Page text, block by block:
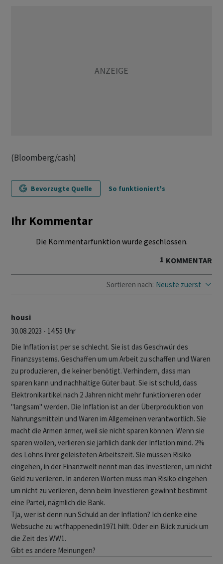
(Bloomberg/cash)
Bevorzugte Quelle So funktioniert's
Ihr Kommentar
Die Kommentarfunktion wurde geschlossen.
1 KOMMENTAR
Sortieren nach: Neuste zuerst
housi
30.08.2023 - 14:55 Uhr
Die Inflation ist per se schlecht. Sie ist das Geschwür des
Finanzsystems. Geschaffen um um Arbeit zu schaffen und Waren
zu produzieren, die keiner benötigt. Verhindern, dass man
sparen kann und nachhaltige Güter baut. Sie ist schuld, dass
Elektronikartikel nach 2 Jahren nicht mehr funktionieren oder
"langsam" werden. Die Inflation ist an der Überproduktion von
Nahrungsmitteln und Waren im Allgemeinen verantwortlich. Sie
macht die Armen ärmer, weil sie nicht sparen können. Wenn sie
sparen wollen, verlieren sie järhlich dank der Inflation mind. 2%
des Lohns ihrer geleisteten Arbeitszeit. Sie müssen Risiko
eingehen, in der Finanzwelt nennt man das Investieren, um nicht
Geld zu verlieren. In anderen Worten muss man Risiko eingehen
um nicht zu verlieren, denn beim Investieren gewinnt bestimmt
eine Partei, nägmlich die Bank.
Tja, wer ist denn nun Schuld an der Inflation? Ich denke eine
Websuche zu wtfhappenedin1971 hilft. Oder ein Blick zurück um
die Zeit des WW1.
Gibt es andere Meinungen?